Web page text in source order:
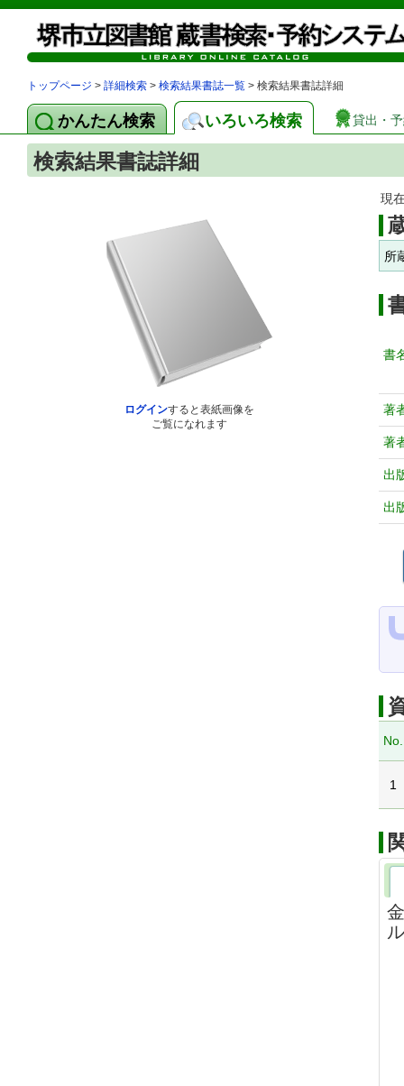
トップページ > 詳細検索 > 検索結果書誌一覧 > 検索結果書誌詳細
かんたん検索 いろいろ検索 貸出・
検索結果書誌詳細
ログインすると表紙画像を
ご覧になれます
現
所
書
著
著
出
出
No.
1